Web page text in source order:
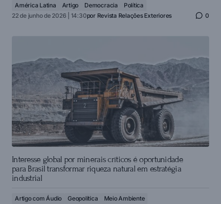
América Latina Artigo Democracia
Política
22 de junho de 2026 | 14:30por Revista Relações Exteriores 0
Interesse global por minerais críticos é oportunidade
para Brasil transformar riqueza natural em estratégia
industrial
Artigo com Áudio Geopolítica
Meio Ambiente